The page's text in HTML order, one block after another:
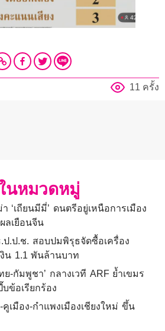
11 ครั้ง
นหมวดหมู่
า ‘เถียนมีมี่’ ดนตรีอยู่เหนือการเมือง
ลเยือนจีน
ป.ป.ช. สอบปมพิรุธจัดซื้อเครื่อง
งิน 1.1 พันล้านบาท
ย-กัมพูชา’ กลางเวที ARF ย้ำเขมร
ข้อเรียกร้อง
คูเมือง-กำแพงเมืองเชียงใหม่ ขึ้น